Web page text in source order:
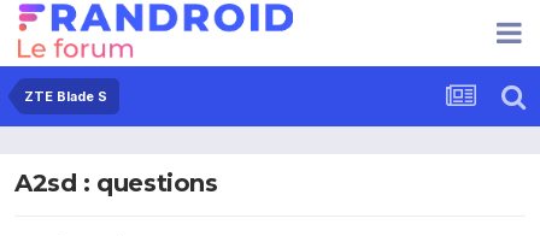
ZTE Blade S
A2sd : questions